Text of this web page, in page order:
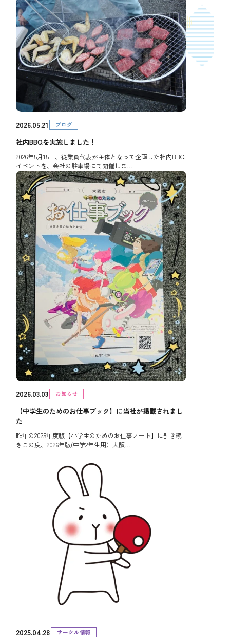
2026.05.21 ブログ
社内BBQを実施しました！
2026年5月15日、従業員代表が主体となって企画した社内BBQ
イベントを、会社の駐車場にて開催しま…
2026.03.03 お知らせ
【中学生のためのお仕事ブック】に当社が掲載されまし
た
昨年の2025年度版【小学生のためのお仕事ノート】に引き続
きこの度、2026年版(中学2年生用）大阪…
2025.04.28 サークル情報